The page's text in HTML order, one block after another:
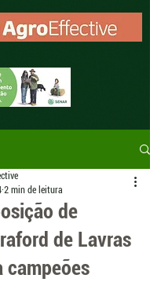
de
de Lavras
campeões
2 min de leitura